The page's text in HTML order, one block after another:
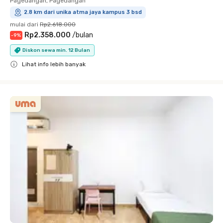
2.8 km dari unika atma jaya kampus 3 bsd
mulai dari Rp2.618.000
-9% Rp2.358.000 /bulan
Diskon sewa min. 12 Bulan
Lihat info lebih banyak